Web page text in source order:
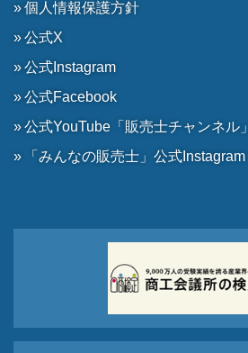
個人情報保護方針
公式X
公式Instagram
公式Facebook
公式YouTube「販売士チャンネル」
「みんなの販売士」公式Instagram